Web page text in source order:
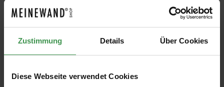
Zustimmung Details Über Cookies
Diese Webseite verwendet Cookies
SAMPLE CALCULATE ROLLS